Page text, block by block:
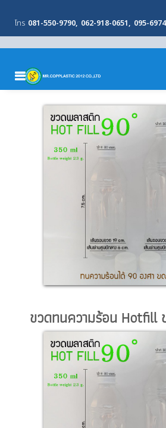
โทร 081-550-9790 062-918-0651 095-
MENU
ขวดทนความร้อน Hotfill